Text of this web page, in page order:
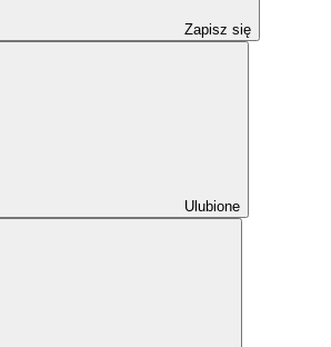
Zapisz się
Ulubione